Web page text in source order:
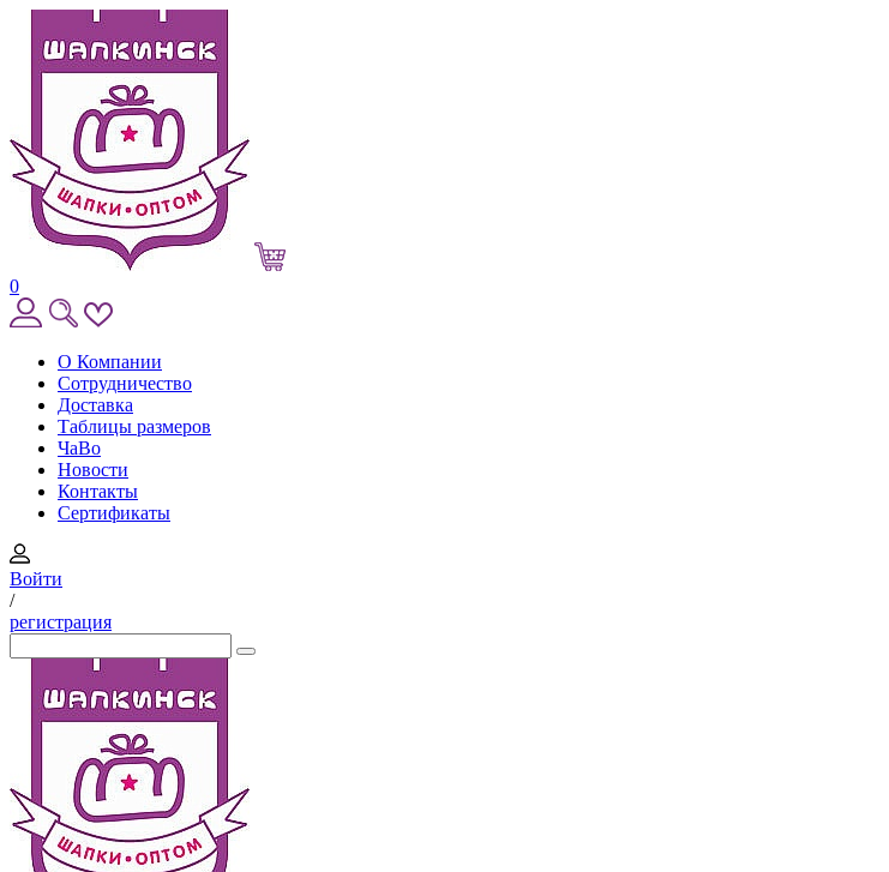
0
О Компании
Сотрудничество
Доставка
Таблицы размеров
ЧаВо
Новости
Контакты
Сертификаты
Войти
/
регистрация